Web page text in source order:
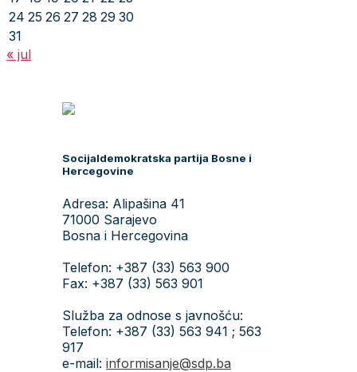
24 25 26 27 28 29 30
31
« jul
Socijaldemokratska partija Bosne i
Hercegovine
Adresa: Alipašina 41
71000 Sarajevo
Bosna i Hercegovina
Telefon: +387 (33) 563 900
Fax: +387 (33) 563 901
Služba za odnose s javnošću:
Telefon: +387 (33) 563 941 ; 563
917
e-mail: informisanje@sdp.ba